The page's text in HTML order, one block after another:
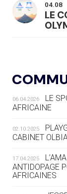
04.08
LE
«
04.08
LA
04.08
DES
06.04.2026
LE
AFRICAINE
02.10.2025
CABINET
17.04.2025
ANTIDOPAGE
AFRICAINES